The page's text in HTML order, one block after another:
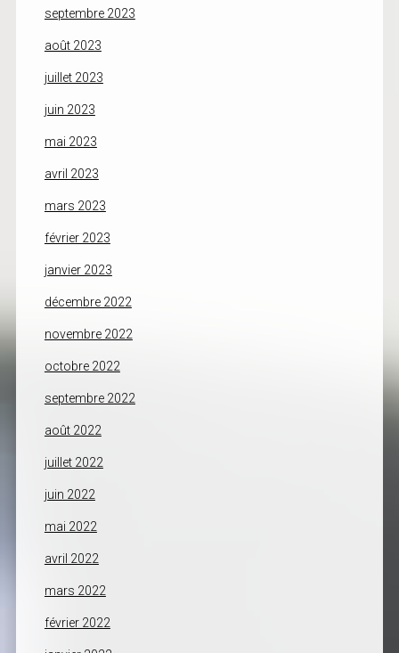
septembre 2023
août 2023
juillet 2023
juin 2023
mai 2023
avril 2023
mars 2023
février 2023
janvier 2023
décembre 2022
novembre 2022
octobre 2022
septembre 2022
août 2022
juillet 2022
juin 2022
mai 2022
avril 2022
mars 2022
février 2022